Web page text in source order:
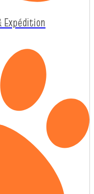
Expédition